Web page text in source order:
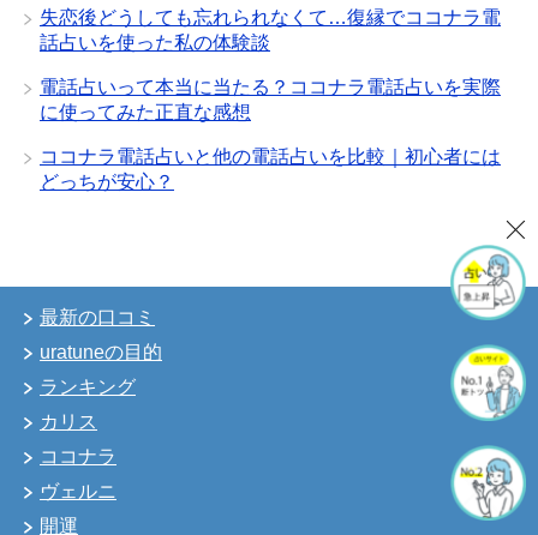
失恋後どうしても忘れられなくて…復縁でココナラ電
話占いを使った私の体験談
電話占いって本当に当たる？ココナラ電話占いを実際
に使ってみた正直な感想
ココナラ電話占いと他の電話占いを比較｜初心者には
どっちが安心？
最新の口コミ
uratuneの目的
ランキング
カリス
ココナラ
ヴェルニ
開運